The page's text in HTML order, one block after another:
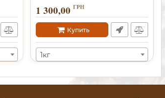
1 300,00 ГРН
Купить
1кг